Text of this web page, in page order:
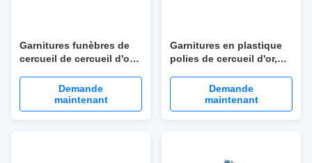
Garnitures funèbres de
cercueil de cercueil d'or
plastique d'accessoires
Demande
maintenant
Garnitures en plastique
polies de cercueil d'or,
en gros de matériel de
cercueil
Demande
maintenant